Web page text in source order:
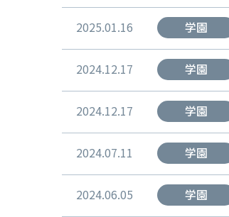
2025.01.16 学園
2024.12.17 学園
2024.12.17 学園
2024.07.11 学園
2024.06.05 学園